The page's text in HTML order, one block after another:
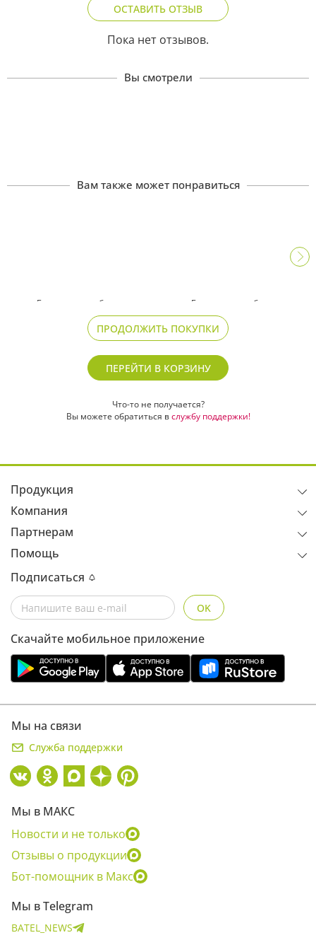
ОСТАВИТЬ ОТЗЫВ
Пока нет отзывов.
Вы смотрели
обновляющий «Тутти-Вам также может понравиться
Бальзам для губ
антивозрастной
Бальзам для губ
антиоксидантный
«Земляника»
129₽
ПРОДОЛЖИТЬ ПОКУПКИ
ПЕРЕЙТИ В КОРЗИНУ
Что-то не получается?
Вы можете обратиться вслужбу поддержки!
Компания
Партнерам
Продукция
Помощь
Подписаться
OK
Скачайте мобильное приложение
Мы на связи
Служба поддержки
Мы в МАКС
Новости и не только
Отзывы о продукции
Бот-помощник в Макс
Мы в Telegram
BATEL_NEWS